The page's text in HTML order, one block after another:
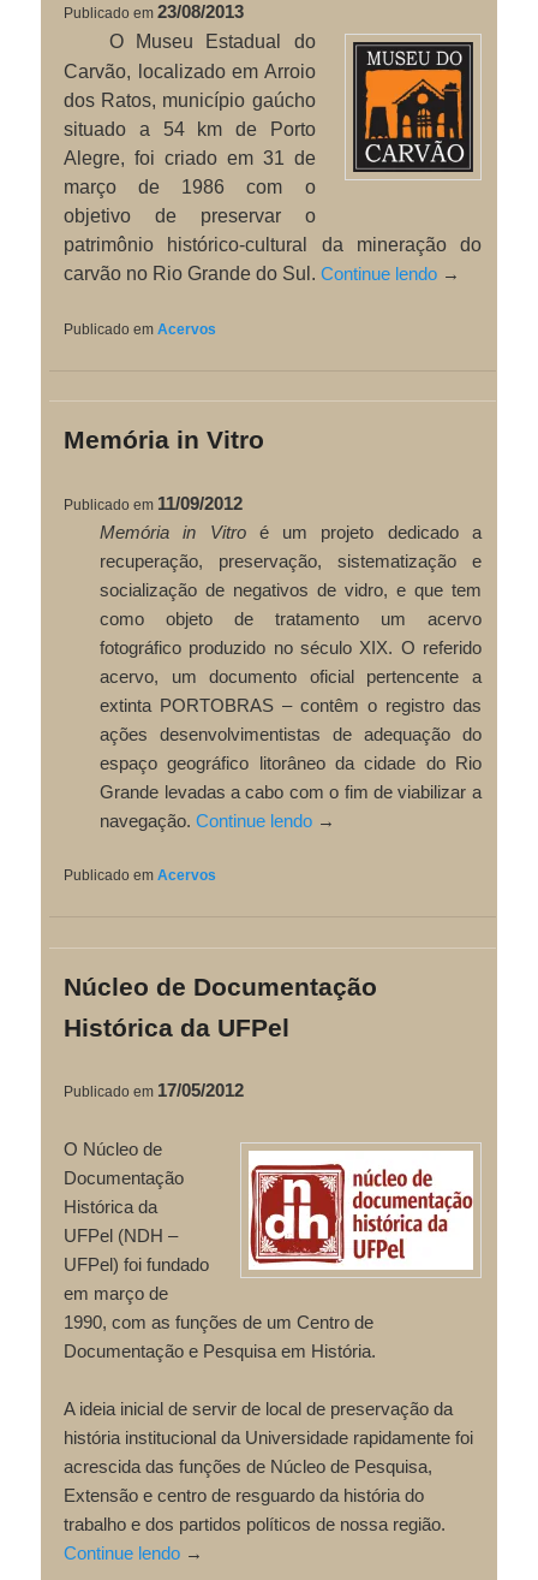
Publicado em23/08/2013
O Museu Estadual do
Carvão, localizado em Arroio
dos Ratos, município gaúcho
situado a 54 km de Porto
Alegre, foi criado em 31 de
março de 1986 com o
objetivo de preservar o
patrimônio histórico-cultural da mineração do
carvão no Rio Grande do Sul. Continue lendo →
Publicado em Acervos
Memória in Vitro
Publicado em 11/09/2012
Memória in Vitroé um projeto dedicado a
recuperação, preservação, sistematização e
socialização de negativos de vidro, e que tem
como objeto de tratamento um acervo
fotográfico produzido no século XIX. O referido
acervo, um documento oficial pertencente a
extinta PORTOBRAS – contêm o registro das
ações desenvolvimentistas de adequação do
espaço geográfico litorâneo da cidade do Rio
Grande levadas a cabo com o fim de viabilizar a
navegação.Continue lendo →
Publicado em Acervos
Núcleo de Documentação
Histórica da UFPel
Publicado em 17/05/2012
O Núcleo de
Documentação
Histórica da
UFPel (NDH –
UFPel) foi fundado
em março de
1990, com as funções de um Centro de
Documentação e Pesquisa em História.
A ideia inicial de servir de local de preservação da
história institucional da Universidade rapidamente foi
acrescida das funções de Núcleo de Pesquisa,
Extensão e centro de resguardo da história do
trabalho e dos partidos políticos de nossa região.
Continue lendo →